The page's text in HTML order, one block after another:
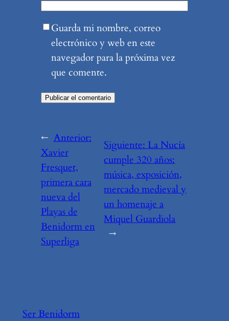
Guarda mi nombre, correo
electrónico y web en este
navegador para la próxima vez
que comente.
← Anterior:
Xavier
Fresquet,
primera cara
nueva del
Playas de
Benidorm en
Superliga
Siguiente: La Nucía
cumple 320 años:
música, exposición,
mercado medieval y
un homenaje a
Miquel Guardiola
→
Ser Benidorm